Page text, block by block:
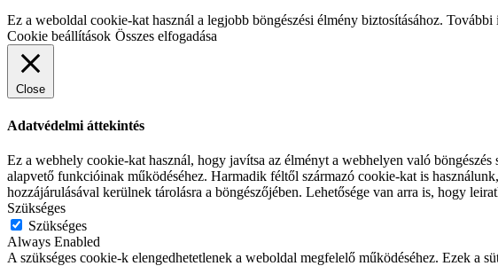
Ez a weboldal cookie-kat használ a legjobb böngészési élmény biztosításához.
Cookie beállítások Összes elfogadása
Close
Adatvédelmi áttekintés
Ez a webhely cookie-kat használ, hogy javítsa az élményt a webhelyen való
alapvető funkcióinak működéséhez. Harmadik féltől származó cookie-kat is
hozzájárulásával kerülnek tárolásra a böngészőjében. Lehetősége van arra is, hogy
Szükséges
Szükséges
Always Enabled
A szükséges cookie-k elengedhetetlenek a weboldal megfelelő működéséhez. Ezek